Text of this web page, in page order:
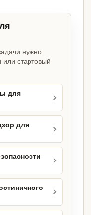
нужно
стартовый
для
для